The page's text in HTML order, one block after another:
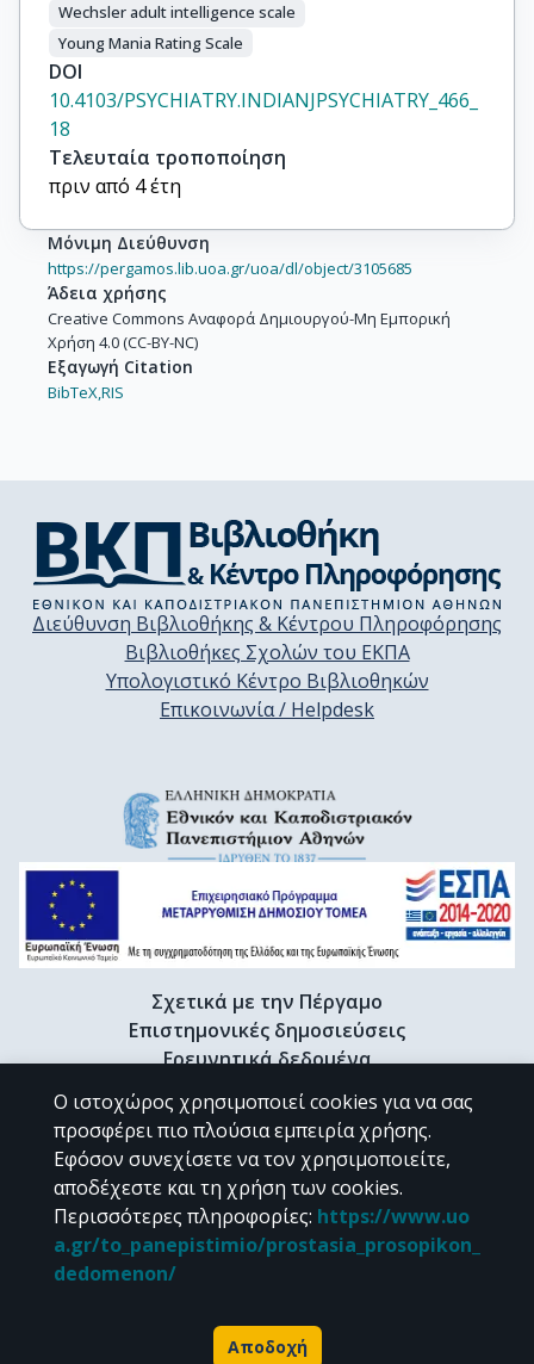
Wechsler adult intelligence scale
Young Mania Rating Scale
DOI
10.4103/PSYCHIATRY.INDIANJPSYCHIATRY_466_
18
Τελευταία τροποποίηση
πριν από 4 έτη
Μόνιμη Διεύθυνση
https://pergamos.lib.uoa.gr/uoa/dl/object/3105685
Άδεια χρήσης
Creative Commons Αναφορά Δημιουργού-Μη Εμπορική
Χρήση 4.0 (CC-BY-NC)
Εξαγωγή Citation
BibTeX,RIS
Διεύθυνση Βιβλιοθήκης & Κέντρου Πληροφόρησης
Βιβλιοθήκες Σχολών του ΕΚΠΑ
Υπολογιστικό Κέντρο Βιβλιοθηκών
Επικοινωνία / Helpdesk
Σχετικά με την Πέργαμο
Επιστημονικές δημοσιεύσεις
Ερευνητικά δεδομένα
Διδακτορικές διατριβές & Γκρίζα βιβλιογραφία
Προφίλ Ερευνητή
CC BY-NC 4.0
Εκτός αν αναφέρεται διαφορετικά, το υλικό της "Περγάμου" διατίθεται
Powered by
Ο ιστοχώρος χρησιμοποιεί cookies για να σας
προσφέρει πιο πλούσια εμπειρία χρήσης.
Εφόσον συνεχίσετε να τον χρησιμοποιείτε,
αποδέχεστε και τη χρήση των cookies.
Περισσότερες πληροφορίες: https://www.uo
a.gr/to_panepistimio/prostasia_prosopikon_
dedomenon/
Αποδοχή